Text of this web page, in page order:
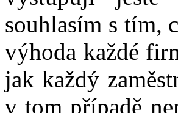
souhlasím s tím,
výhoda každé
jak každý
v tom případě